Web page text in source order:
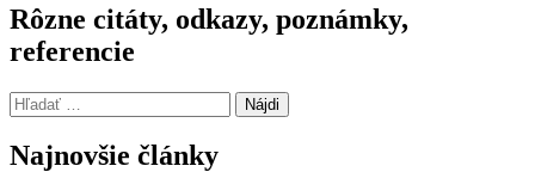
Rôzne citáty, odkazy, poznámky,
referencie
Hľadať:
Najnovšie články